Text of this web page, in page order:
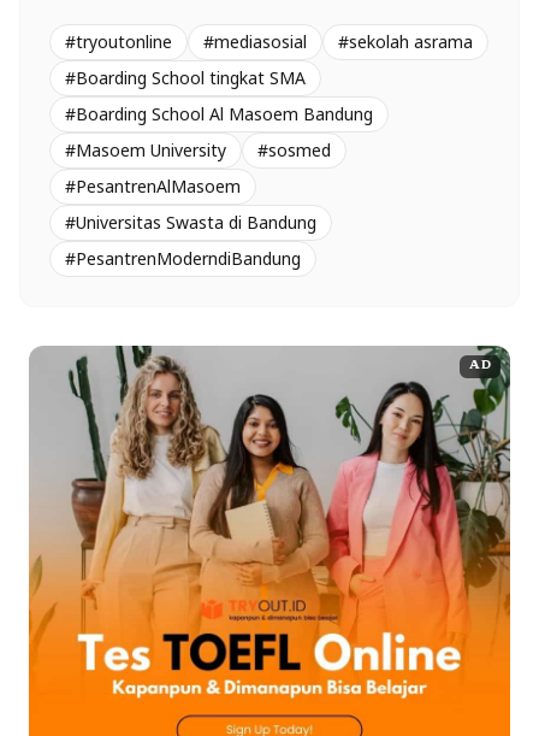
#tryoutonline #mediasosial
#sekolah asrama
#Boarding School tingkat SMA
#Boarding School Al Masoem Bandung
#Masoem University
#sosmed
#PesantrenAlMasoem
#Universitas Swasta di Bandung
#PesantrenModerndiBandung
AD